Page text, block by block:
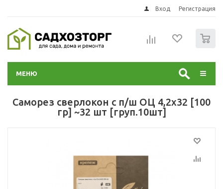
Вход Регистрация
МЕНЮ
Саморез сверлокон с п/ш ОЦ 4,2х32 [100
гр] ~32 шт [груп.10шт]